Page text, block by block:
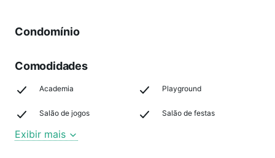
Condomínio
Comodidades
Academia Playground
Salão de jogos Salão de festas
Exibir mais